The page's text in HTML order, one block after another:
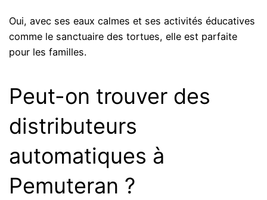
Oui, avec ses eaux calmes et ses activités éducatives
comme le sanctuaire des tortues, elle est parfaite
pour les familles.
Peut-on trouver des
distributeurs
automatiques à
Pemuteran ?